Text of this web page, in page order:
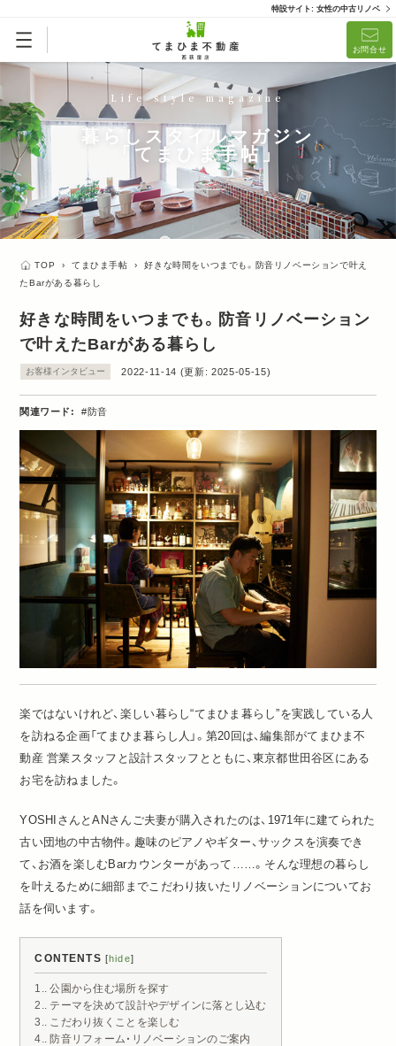
特設サイト: 女性の中古リノベ
お問合せ
Life style magazine
暮らしスタイルマガジン
「てまひま手帖」
TOP › てまひま手帖 ›
好きな時間をいつまでも。防音リノベーションで叶え
たBarがある暮らし
好きな時間をいつまでも。防音リノベーション
で叶えたBarがある暮らし
お客様インタビュー 2022-11-14 (更新: 2025-05-15)
関連ワード: 防音
楽ではないけれど、楽しい暮らし“てまひま暮らし”を実践している人
を訪ねる企画「てまひま暮らし人」。第20回は、編集部がてまひま不
動産 営業スタッフと設計スタッフとともに、東京都世田谷区にある
お宅を訪ねました。
YOSHIさんとANさんご夫妻が購入されたのは、1971年に建てられた
古い団地の中古物件。趣味のピアノやギター、サックスを演奏でき
て、お酒を楽しむBarカウンターがあって……。そんな理想の暮らし
を叶えるために細部までこだわり抜いたリノベーションについてお
話を伺います。
CONTENTS [hide]
1.
公園から住む場所を探す
2.
テーマを決めて設計やデザインに落とし込む
3.
こだわり抜くことを楽しむ
4.
防音リフォーム・リノベーションのご案内